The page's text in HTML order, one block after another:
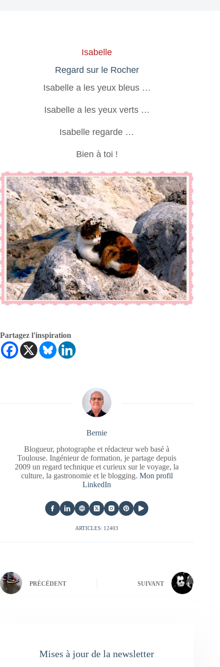
Isabelle
Regard sur le Rocher
Isabelle a les yeux bleus …
Isabelle a les yeux verts …
Isabelle regarde …
Bien à toi !
Partagez l'inspiration
Bernie
Blogueur, photographe et rédacteur web basé à
Toulouse. Ingénieur de formation, je partage depuis
2009 un regard technique et curieux sur le voyage, la
culture, la gastronomie et le blogging. Mon profil
LinkedIn
ARTICLES: 12403
PRÉCÉDENT SUIVANT
Mises à jour de la newsletter